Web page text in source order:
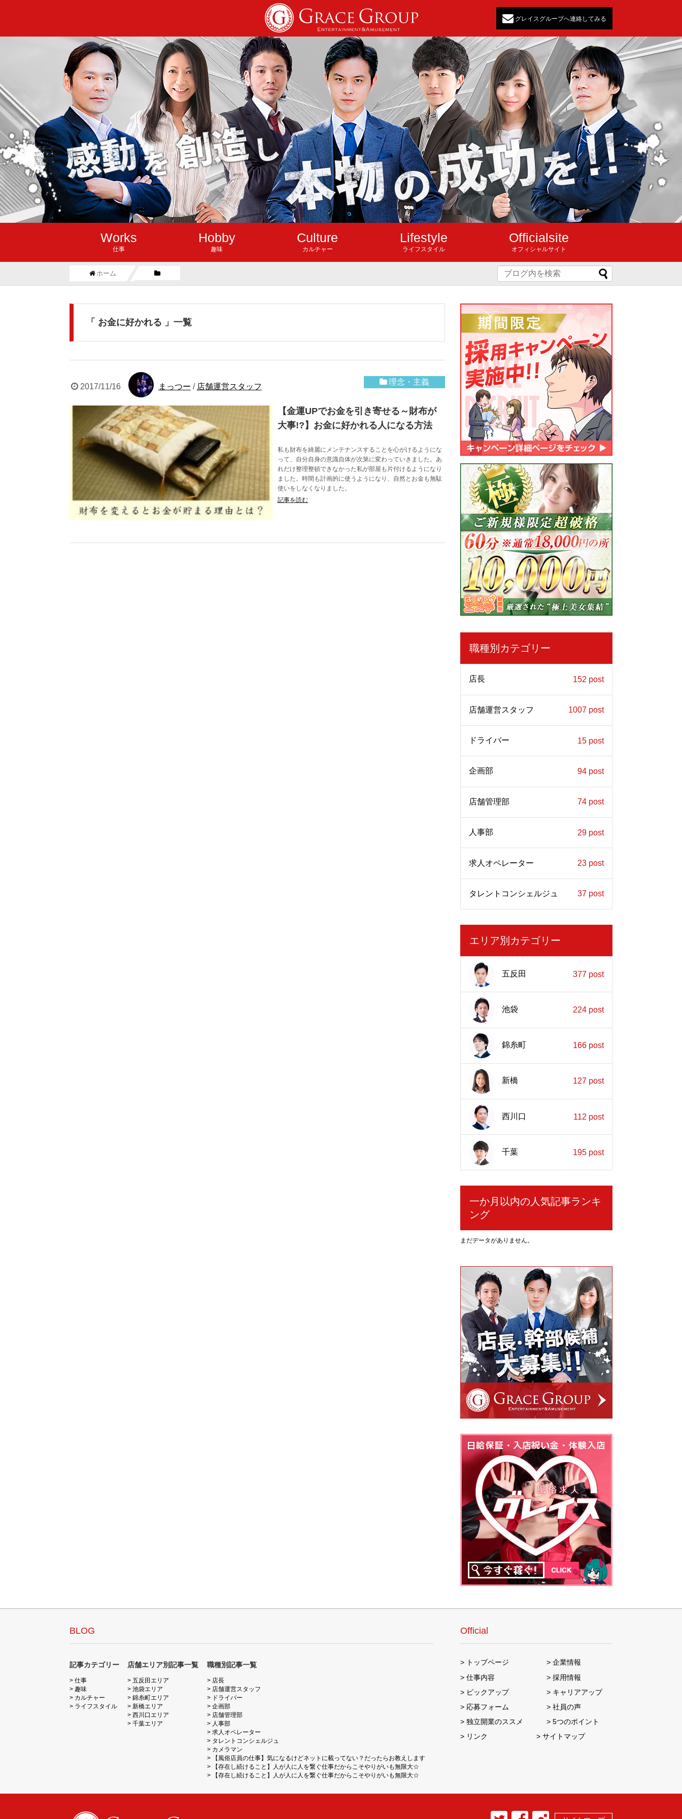
グレイスグループへ連絡してみる
Works
仕事
Hobby
趣味
Culture
カルチャー
Lifestyle
ライフスタイル
Officialsite
オフィシャルサイト
ホーム
「 お金に好かれる 」一覧
2017/11/16 まっつー / 店舗運営スタッフ
理念・主義
【金運UPでお金を引き寄せる～財布が
大事!?】お金に好かれる人になる方法
私も財布を綺麗にメンテナンスすることを心がけるようにな
って、自分自身の意識自体が次第に変わっていきました。あ
れだけ整理整頓できなかった私が部屋も片付けるようになり
ました。時間も計画的に使うようになり、自然とお金も無駄
使いをしなくなりました。
記事を読む
職種別カテゴリー
店長 152 post
店舗運営スタッフ 1007 post
ドライバー 15 post
企画部 94 post
店舗管理部 74 post
人事部 29 post
求人オペレーター 23 post
タレントコンシェルジュ 37 post
エリア別カテゴリー
五反田 377 post
池袋 224 post
錦糸町 166 post
新橋 127 post
西川口 112 post
千葉 195 post
一か月以内の人気記事ランキ
ング
まだデータがありません。
BLOG
記事カテゴリー
仕事
趣味
カルチャー
ライフスタイル
店舗エリア別記事一覧
五反田エリア
池袋エリア
錦糸町エリア
新橋エリア
西川口エリア
千葉エリア
職種別記事一覧
店長
店舗運営スタッフ
ドライバー
企画部
店舗管理部
人事部
求人オペレーター
タレントコンシェルジュ
カメラマン
【風俗店員の仕事】気になるけどネットに載ってない？だったらお教えします
【存在し続けること】人が人に人を繋ぐ仕事だからこそやりがいも無限大☆
【存在し続けること】人が人に人を繋ぐ仕事だからこそやりがいも無限大☆
Official
トップページ
企業情報
仕事内容
採用情報
ピックアップ
キャリアアップ
応募フォーム
社員の声
独立開業のススメ
5つのポイント
リンク
サイトマップ